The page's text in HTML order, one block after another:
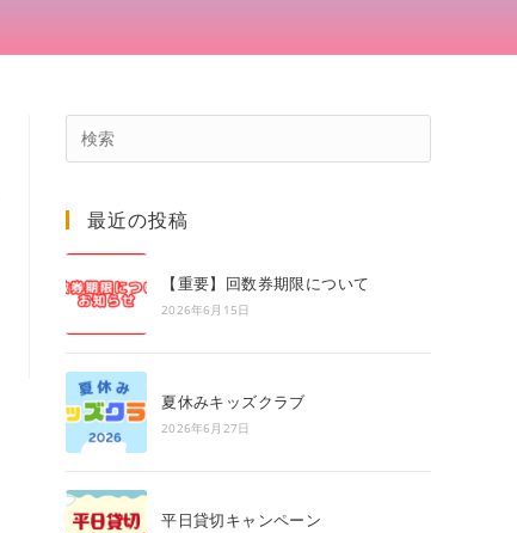
Escape
最近の投稿
【重要】回数券期限について
2026年6月15日
夏休みキッズクラブ
2026年6月27日
平日貸切キャンペーン